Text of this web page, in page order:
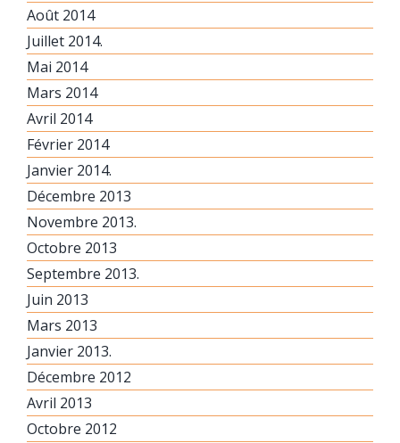
Août 2014
Juillet 2014.
Mai 2014
Mars 2014
Avril 2014
Février 2014
Janvier 2014.
Décembre 2013
Novembre 2013.
Octobre 2013
Septembre 2013.
Juin 2013
Mars 2013
Janvier 2013.
Décembre 2012
Avril 2013
Octobre 2012